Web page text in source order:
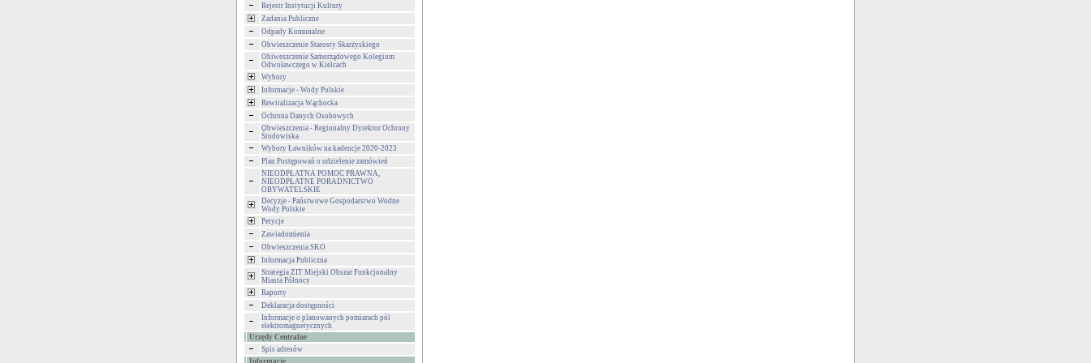
Rejestr Instytucji Kultury
Zadania Publiczne
Odpady Komunalne
Obwieszczenie Starosty Skarżyskiego
Obiweszczenie Samorządowego Kolegium
Odwoławczego w Kielcach
Wybory
Informacje - Wody Polskie
Rewitalizacja Wąchocka
Ochrona Danych Osobowych
Obwieszczenia - Regionalny Dyrektor Ochrony
Środowiska
Wybory Ławników na kadencje 2020-2023
Plan Postępowań o udzielenie zamówień
NIEODPŁATNA POMOC PRAWNA,
NIEODPŁATNE PORADNICTWO
OBYWATELSKIE
Decyzje - Państwowe Gospodarstwo Wodne
Wody Polskie
Petycje
Zawiadomienia
Obwieszczenia SKO
Informacja Publiczna
Strategia ZIT Miejski Obszar Funkcjonalny
Miasta Północy
Raporty
Deklaracja dostępności
Informacje o planowanych pomiarach pól
elektromagnetycznych
Urzędy Centralne
Spis adresów
Informacje